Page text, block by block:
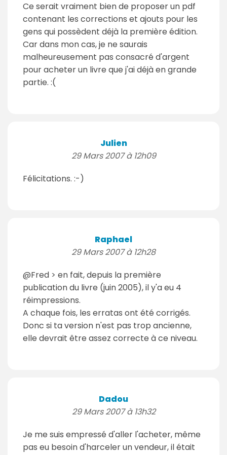
Ce serait vraiment bien de proposer un pdf
contenant les corrections et ajouts pour les
gens qui possèdent déjà la première édition.
Car dans mon cas, je ne saurais
malheureusement pas consacré d'argent
pour acheter un livre que j'ai déjà en grande
partie. :(
Julien
29 Mars 2007 à 12h09
Félicitations. :-)
Raphael
29 Mars 2007 à 12h28
@Fred > en fait, depuis la première
publication du livre (juin 2005), il y'a eu 4
réimpressions.
A chaque fois, les erratas ont été corrigés.
Donc si ta version n'est pas trop ancienne,
elle devrait être assez correcte à ce niveau.
Dadou
29 Mars 2007 à 13h32
Je me suis empressé d'aller l'acheter, même
pas eu besoin d'harceler un vendeur, il était